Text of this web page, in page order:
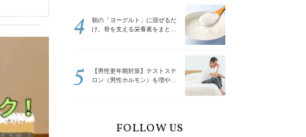
朝の「ヨーグルト」に混ぜるだ
け。骨を支える栄養素をまとめ
4
【男性更年期対策】テストステ
ロン（男性ホルモン）を増やす
5
FOLLOW US